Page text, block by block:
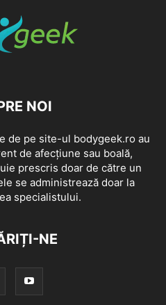
NOI
de pe site-ul bodygeek.ro au
de afecțiune sau boală,
prescris doar de către un
se administrează doar la
specialistului.
NE